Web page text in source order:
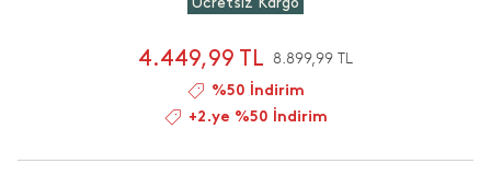
4.449,99 TL 8.899,99 TL
%50 İndirim
+2.ye %50 İndirim